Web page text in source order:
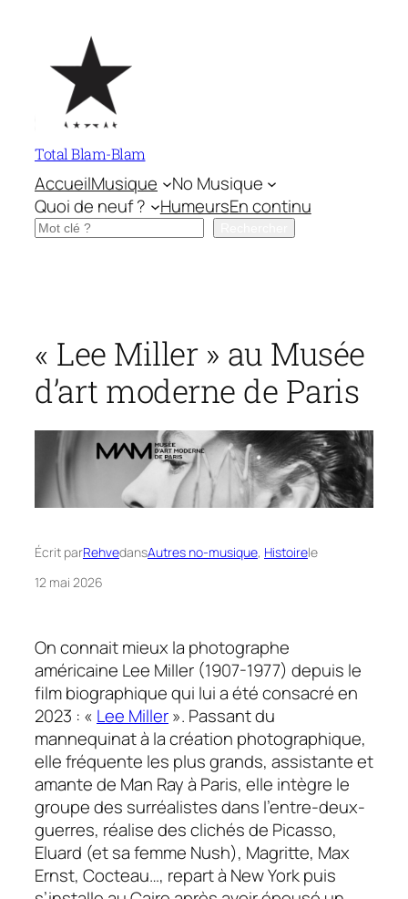
contenu
Total Blam-Blam
AccueilMusique
No Musique
Quoi de neuf ?
HumeursEn continu
Rechercher
« Lee Miller » au Musée
d’art moderne de Paris
Écrit parRehvedansAutres no-musique, Histoirele
12 mai 2026
On connait mieux la photographe
américaine Lee Miller (1907-1977) depuis le
film biographique qui lui a été consacré en
2023 : « Lee Miller». Passant du
mannequinat à la création photographique,
elle fréquente les plus grands, assistante et
amante de Man Ray à Paris, elle intègre le
groupe des surréalistes dans l’entre-deux-
guerres, réalise des clichés de Picasso,
Eluard (et sa femme Nush), Magritte, Max
Ernst, Cocteau…, repart à New York puis